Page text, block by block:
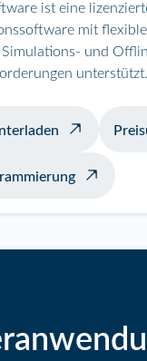
ist eine
mit
und
unterstützt.